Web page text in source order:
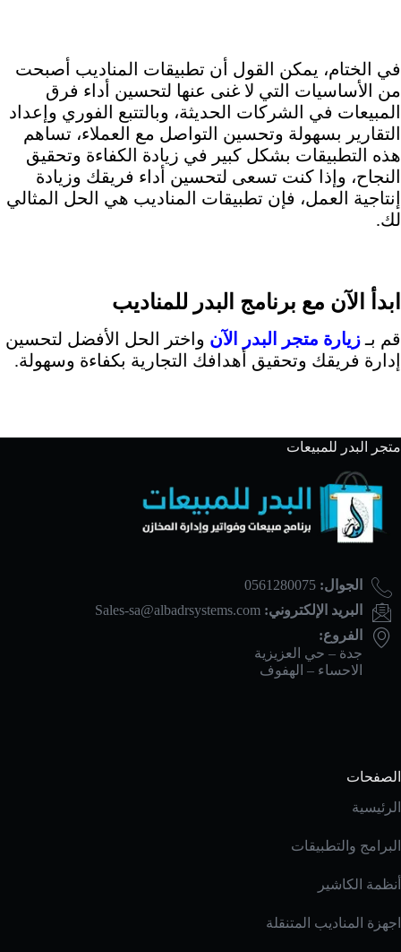
في الختام، يمكن القول أن تطبيقات المناديب أصبحت
من الأساسيات التي لا غنى عنها لتحسين أداء فرق
المبيعات في الشركات الحديثة، وبالتتبع الفوري وإعداد
التقارير بسهولة وتحسين التواصل مع العملاء، تساهم
هذه التطبيقات بشكل كبير في زيادة الكفاءة وتحقيق
النجاح، وإذا كنت تسعى لتحسين أداء فريقك وزيادة
إنتاجية العمل، فإن تطبيقات المناديب هي الحل المثالي
لك.
ابدأ الآن مع برنامج البدر للمناديب
قم بـزيارة متجر البدر الآن واختر الحل الأفضل لتحسين
إدارة فريقك وتحقيق أهدافك التجارية بكفاءة وسهولة.
متجر البدر للمبيعات
الجوال: 0561280075
البريد الإلكتروني: Sales-sa@albadrsystems.com
الفروع:
جدة – حي العزيزية
الاحساء – الهفوف
الصفحات
الرئيسية
البرامج والتطبيقات
أنظمة الكاشير
اجهزة المناديب المتنقلة